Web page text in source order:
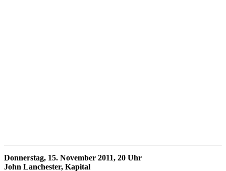
Donnerstag, 15. November 2011, 20 Uhr
John Lanchester, Kapital